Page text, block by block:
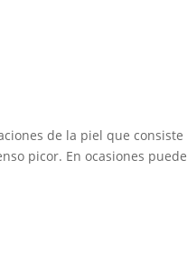
de la piel que consiste
picor. En ocasiones puede